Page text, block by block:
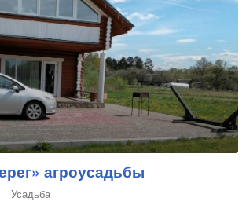
агроусадьбы
Усадьба